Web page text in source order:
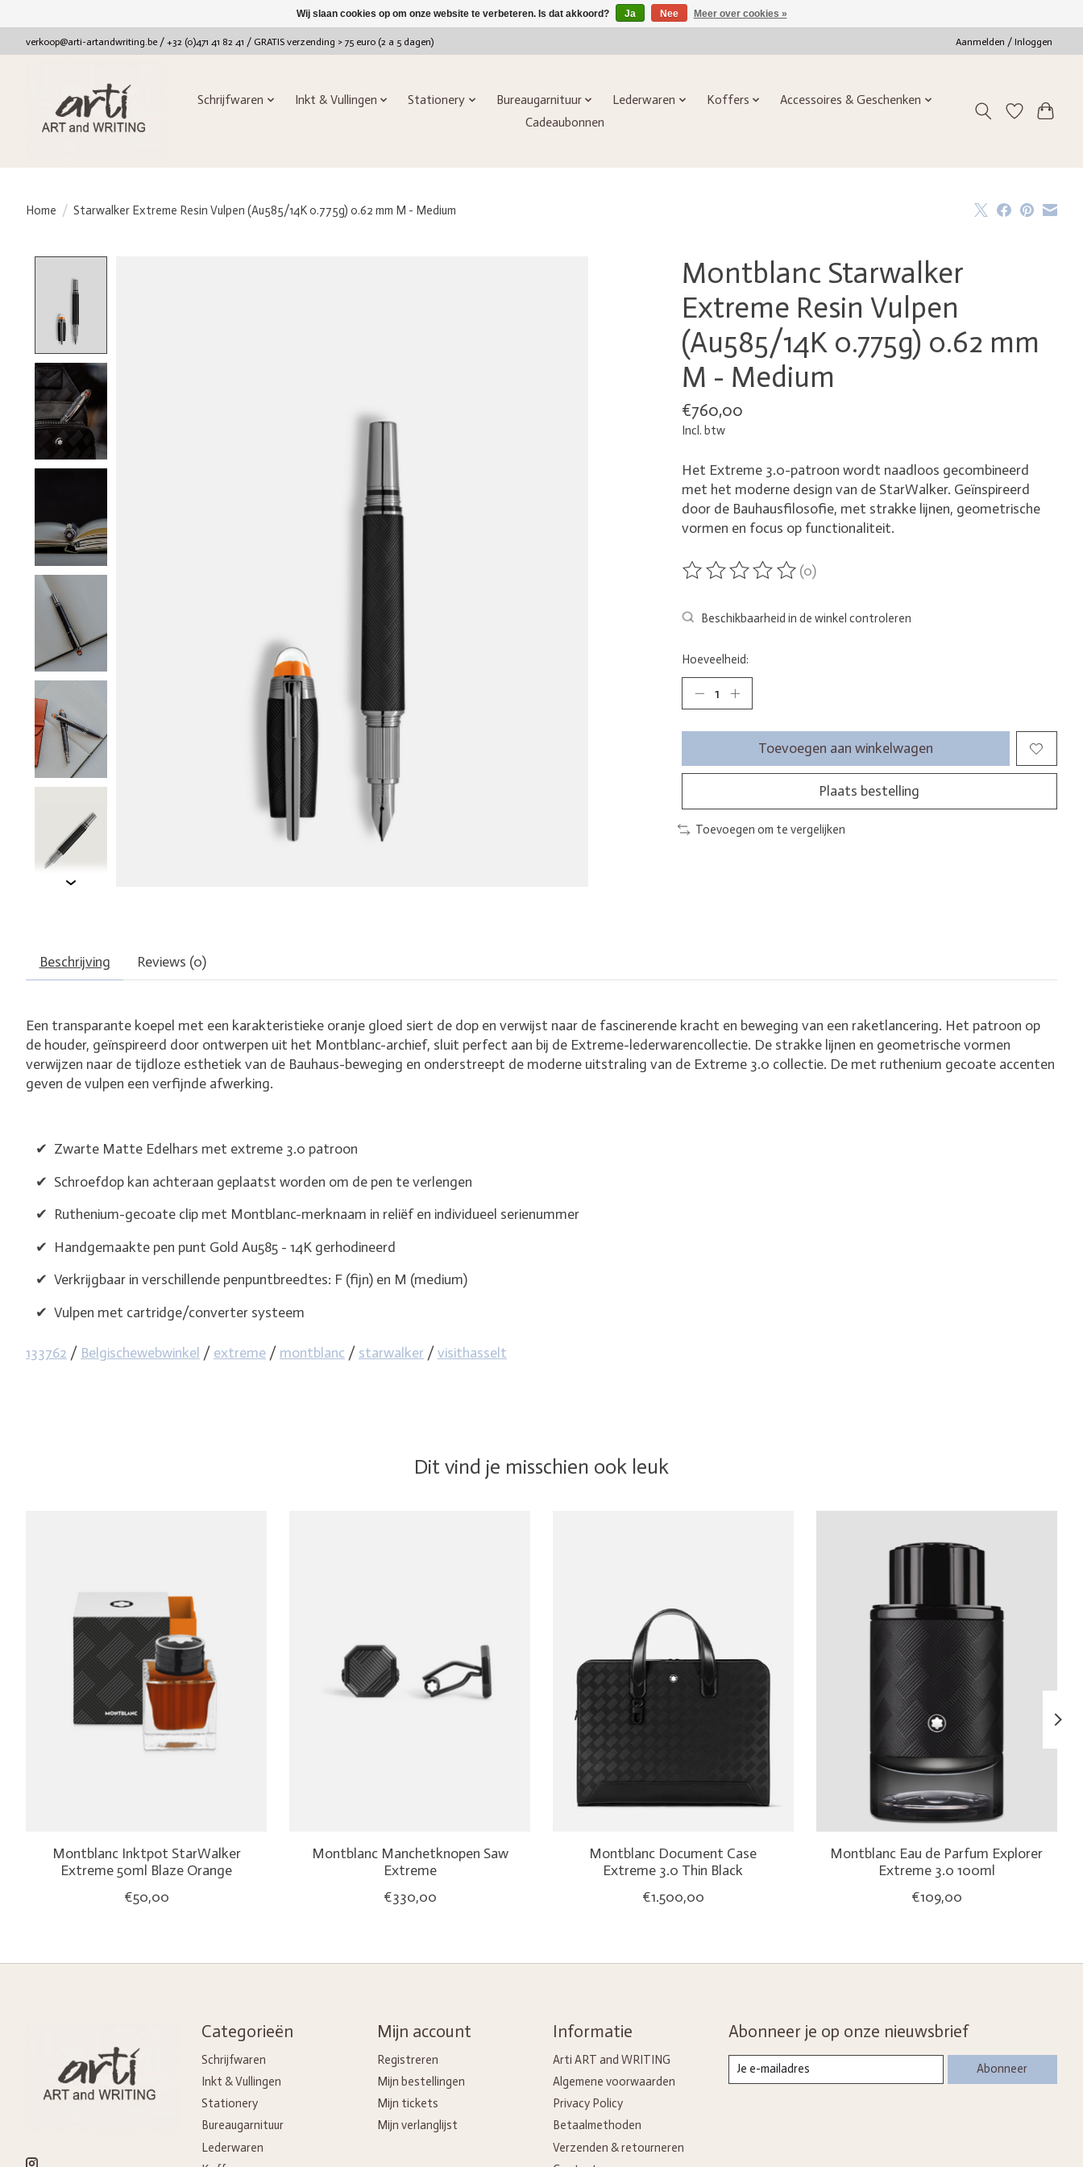
verkoop@arti-artandwriting.be/ +32 (0)471 41 82 41 / GRATIS verzending > 75 euro (2 a 5 dagen) Aanmelden / Inloggen
Schrijfwaren Inkt & Vullingen Stationery Bureaugarnituur Lederwaren Koffers
Accessoires & Geschenken
Cadeaubonnen
Home / Starwalker Extreme Resin Vulpen (Au585/14K 0.775g) 0.62 mm M - Medium
Montblanc Starwalker
Extreme Resin Vulpen
(Au585/14K 0.775g) 0.62 mm
M - Medium
€760,00
Incl. btw
Het Extreme 3.0-patroon wordt naadloos gecombineerd
met het moderne design van de StarWalker. Geïnspireerd
door de Bauhausfilosofie, met strakke lijnen, geometrische
vormen en focus op functionaliteit.
De beoordeling van dit product is
(0)
Beschikbaarheid in de winkel controleren
Hoeveelheid:
Toevoegen aan winkelwagen
Plaats bestelling
Toevoegen om te vergelijken
Beschrijving Reviews (0)
Een transparante koepel met een karakteristieke oranje gloed siert de dop en verwijst naar de fascinerende kracht en beweging van een raketlancering. Het patroon op
de houder, geïnspireerd door ontwerpen uit het Montblanc-archief, sluit perfect aan bij de Extreme-lederwarencollectie. De strakke lijnen en geometrische vormen
verwijzen naar de tijdloze esthetiek van de Bauhaus-beweging en onderstreept de moderne uitstraling van de Extreme 3.0 collectie. De met ruthenium gecoate accenten
geven de vulpen een verfijnde afwerking.
✔ Zwarte Matte Edelhars met extreme 3.0 patroon
✔ Schroefdop kan achteraan geplaatst worden om de pen te verlengen
✔ Ruthenium-gecoate clip met Montblanc-merknaam in reliëf en individueel serienummer
✔ Handgemaakte pen punt Gold Au585 - 14K gerhodineerd
✔ Verkrijgbaar in verschillende penpuntbreedtes: F (fijn) en M (medium)
✔ Vulpen met cartridge/converter systeem
133762 / Belgischewebwinkel / extreme / montblanc / starwalker / visithasselt
Dit vind je misschien ook leuk
Montblanc Inktpot StarWalker
Extreme 50ml Blaze Orange
€50,00
Montblanc Manchetknopen Saw
Extreme
€330,00
Montblanc Document Case
Extreme 3.0 Thin Black
€1.500,00
Montblanc Eau de Parfum Explorer
Extreme 3.0 100ml
€109,00
Categorieën
Schrijfwaren
Inkt & Vullingen
Stationery
Bureaugarnituur
Lederwaren
Mijn account
Registreren
Mijn bestellingen
Mijn tickets
Mijn verlanglijst
Informatie
Arti ART and WRITING
Algemene voorwaarden
Privacy Policy
Betaalmethoden
Verzenden & retourneren
Abonneer je op onze nieuwsbrief
Abonneer
Wij slaan cookies op om onze website te verbeteren. Is dat akkoord? Ja Nee Meer over cookies »